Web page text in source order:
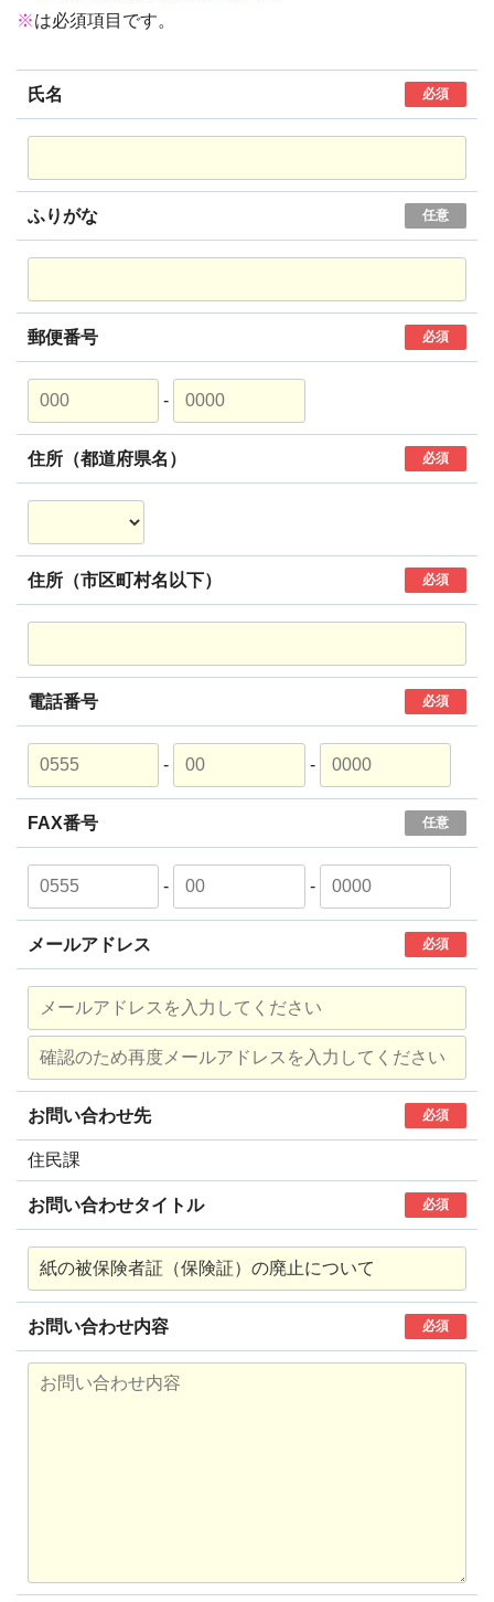
※は必須項目です。
氏名 必須
ふりがな 任意
郵便番号 必須
-
住所（都道府県名） 必須
住所（市区町村名以下） 必須
電話番号 必須
- -
FAX番号 任意
- -
メールアドレス 必須
お問い合わせ先 必須
住民課
お問い合わせタイトル 必須
お問い合わせ内容 必須